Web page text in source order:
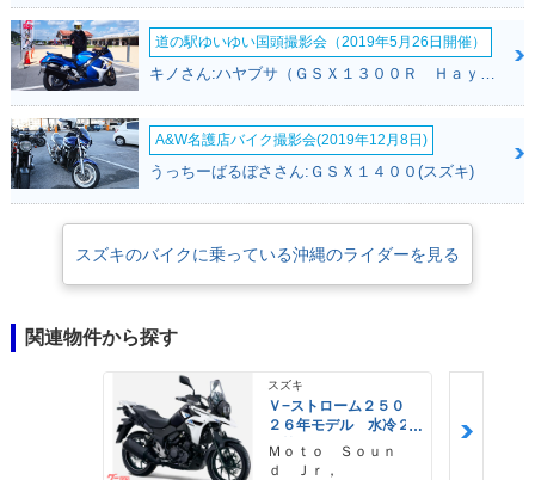
道の駅ゆいゆい国頭撮影会（2019年5月26日開催）
A&W名護店バイク撮影会(2019年12月8日)
うっちーばるぼささん:ＧＳＸ１４００(スズキ)
スズキのバイクに乗っている沖縄のライダーを見る
関連物件から探す
スズキ
Ｖ−ストローム２５０
２６年モデル 水冷２
気筒エンジン ＬＥＤ
ヘッドライト標準装備
Ｍｏｔｏ Ｓｏｕｎ
ｄ Ｊｒ，